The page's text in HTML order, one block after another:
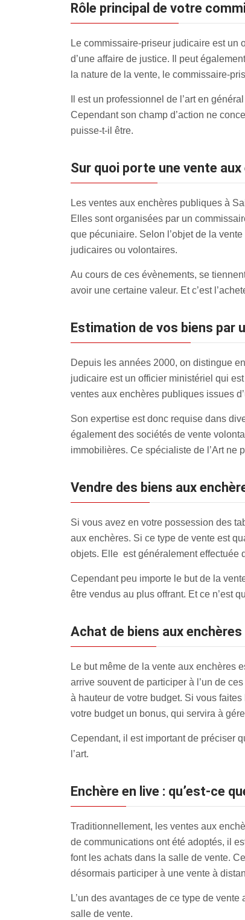
Rôle principal de votre
Le commissaire-priseur judicaire est un
d’une affaire de justice. Il peut
la nature de la vente, le commissaire-
Il est un professionnel de l’art en
Cependant son champ d’action ne
puisse-t-il être.
Sur quoi porte une vente
Les ventes aux enchères publiques à
Elles sont organisées par un
que pécuniaire. Selon l’objet de la
judicaires ou volontaires.
Au cours de ces évènements, se
avoir une certaine valeur. Et c’est
estimation de vos biens
Depuis les années 2000, on distingue
judicaire est un officier ministériel qui
ventes aux enchères publiques issues
Son expertise est donc requise dans
également des sociétés de vente
immobilières. Ce spécialiste de l’Art ne
Vendre des biens aux
Si vous avez en votre possession des
aux enchères. Si ce type de vente est
objets. Elle est généralement effectuée
Cependant peu importe le but de la
être vendus au plus offrant. Et ce n’est
Achat de biens aux
Le but même de la vente aux enchères
arrive souvent de participer à l’un de
à hauteur de votre budget. Si vous
votre budget un bonus, qui servira à
Cependant, il est important de préciser
l’art.
Enchère en live : qu’est-ce
Traditionnellement, les ventes aux
de communications ont été adoptés, il
font les achats dans la salle de vente.
désormais participer à une vente à
L’un des avantages de ce type de
salle de vente.